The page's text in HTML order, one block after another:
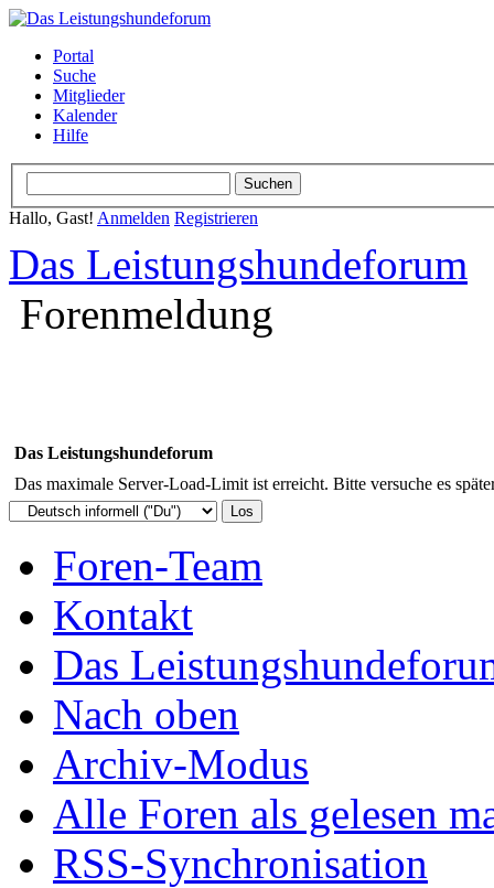
Portal
Suche
Mitglieder
Kalender
Hilfe
Hallo, Gast! Anmelden Registrieren
Das Leistungshundeforum
Forenmeldung
Das Leistungshundeforum
Das maximale Server-Load-Limit ist erreicht. Bitte versuche es
Foren-Team
Kontakt
Das
Nach oben
Archiv-Modus
Alle Foren als gelesen
RSS-Synchronisation